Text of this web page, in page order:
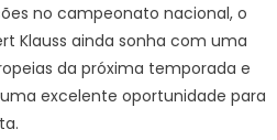
no campeonato nacional, o
Klauss ainda sonha com uma
da próxima temporada e
excelente oportunidade para